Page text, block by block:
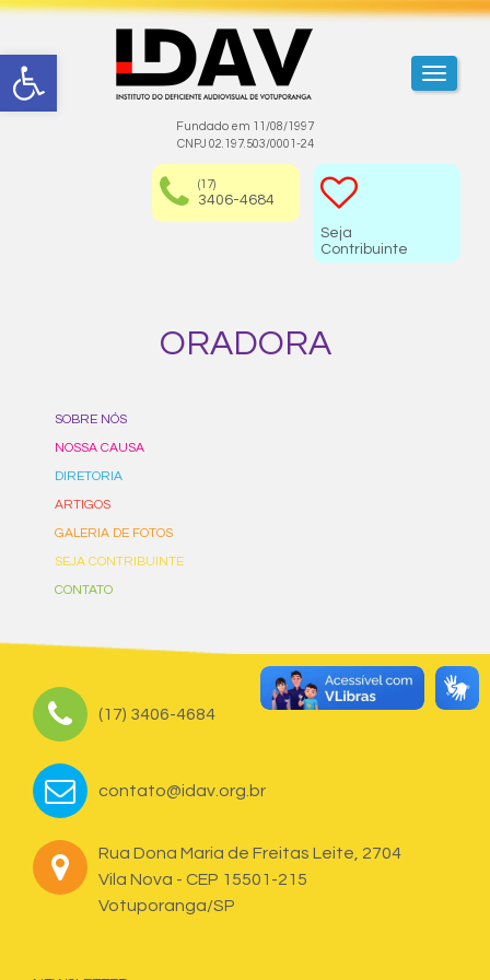
Abrir a barra de ferramentas
Fundado em 11/08/1997
CNPJ 02.197.503/0001-24
Seja
Contribuinte
(17)
3406-4684
ORADORA
SOBRE NÓS
NOSSA CAUSA
DIRETORIA
ARTIGOS
GALERIA DE FOTOS
SEJA CONTRIBUINTE
CONTATO
(17) 3406-4684
contato@idav.org.br
Rua Dona Maria de Freitas Leite, 2704
Vila Nova - CEP 15501-215
Votuporanga/SP